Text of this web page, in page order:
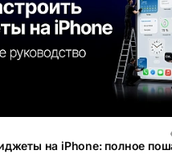
на iPhone: полное